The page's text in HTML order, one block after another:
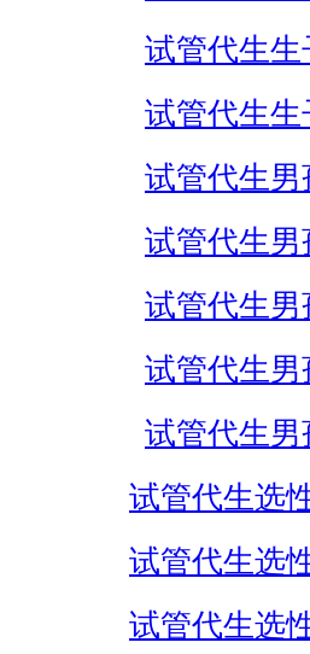
试管代生生
试管代生生
试管代生男
试管代生男
试管代生男
试管代生男
试管代生男
试管代生选
试管代生选
试管代生选